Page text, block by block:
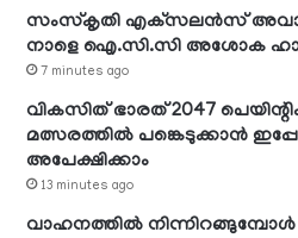
സംസ്‌കൃതി എക്‌സലന്‍സ്
നാളെ ഐ.സി.സി അശോക
7 minutes ago
വികസിത് ഭാരത് 2047
മത്സരത്തില്‍ പങ്കെടുക്കാന്‍
അപേക്ഷിക്കാം
13 minutes ago
വാഹനത്തില്‍ നിന്നിറങ്ങുമ്പോള്‍